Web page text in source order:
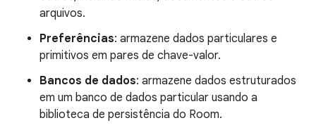
arquivos.
Preferências: armazene dados particulares e
primitivos em pares de chave-valor.
Bancos de dados: armazene dados estruturados
em um banco de dados particular usando a
biblioteca de persistência do Room.